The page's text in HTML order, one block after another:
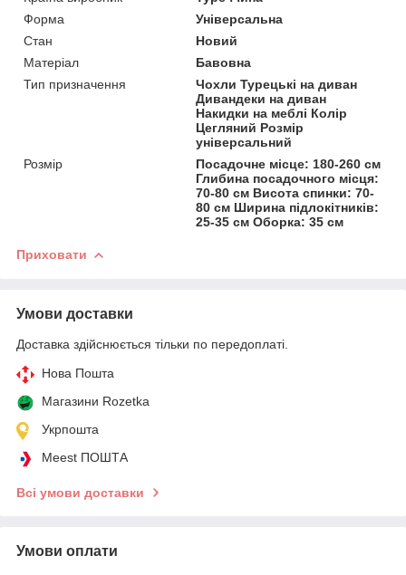
Форма
Універсальна
Стан
Новий
Матеріал
Бавовна
Тип призначення
Чохли Турецькі на диван
Дивандеки на диван
Накидки на меблі Колір
Цегляний Розмір
універсальний
Розмір
Посадочне місце: 180-260 см
Глибина посадочного місця:
70-80 см Висота спинки: 70-
80 см Ширина підлокітників:
25-35 см Оборка: 35 см
Приховати
Умови доставки
Доставка здійснюється тільки по передоплаті.
Нова Пошта
Магазини Rozetka
Укрпошта
Meest ПОШТА
Всі умови доставки
Умови оплати